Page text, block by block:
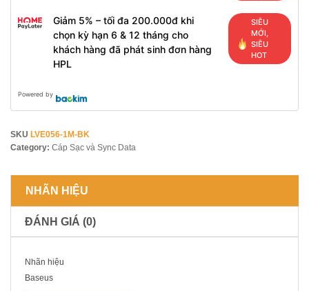
Giảm 5% – tối đa 200.000đ khi
chọn kỳ hạn 6 & 12 tháng cho
khách hàng đã phát sinh đơn hàng
HPL
SIÊU
MỚI,
SIÊU
HOT
Powered by
SKU LVE056-1M-BK
Category: Cáp Sạc và Sync Data
NHÃN HIỆU
ĐÁNH GIÁ (0)
Nhãn hiệu
Baseus